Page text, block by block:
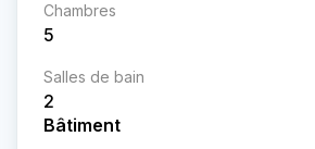
Chambres
5
Salles de bain
2
Bâtiment